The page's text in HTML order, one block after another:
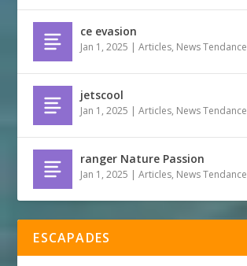
ce evasion
Jan 1, 2025 |Articles, News Tendance
jetscool
Jan 1, 2025 |Articles, News Tendance
ranger Nature Passion
Jan 1, 2025 |Articles, News Tendance
ESCAPADES